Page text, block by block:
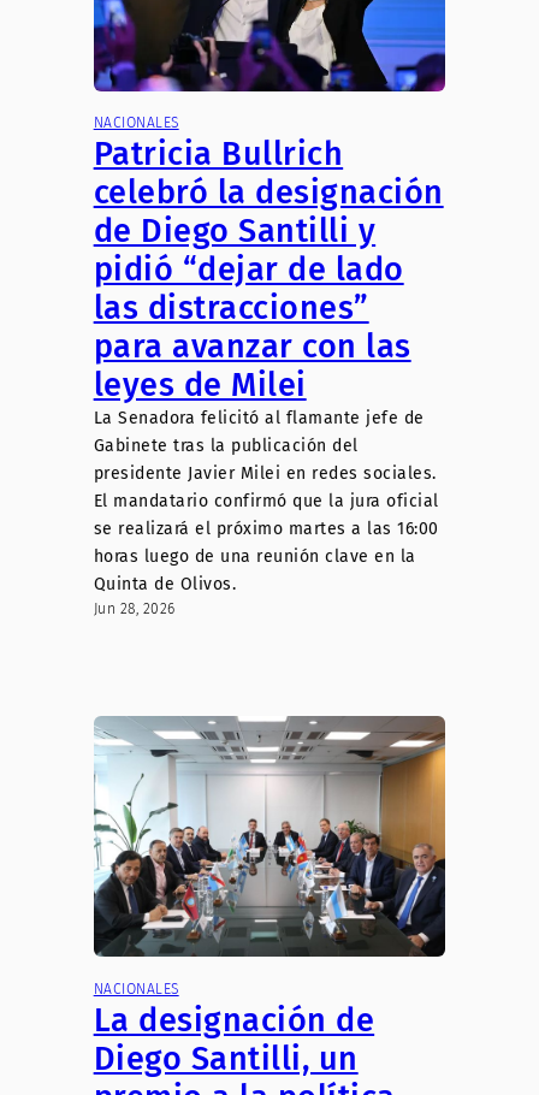
NACIONALES
Patricia Bullrich
celebró la designación
de Diego Santilli y
pidió “dejar de lado
las distracciones”
para avanzar con las
leyes de Milei
La Senadora felicitó al flamante jefe de
Gabinete tras la publicación del
presidente Javier Milei en redes sociales.
El mandatario confirmó que la jura oficial
se realizará el próximo martes a las 16:00
horas luego de una reunión clave en la
Quinta de Olivos.
Jun 28, 2026
NACIONALES
La designación de
Diego Santilli, un